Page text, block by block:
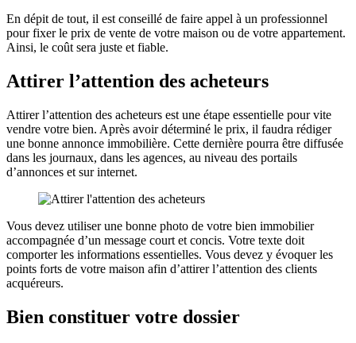
En dépit de tout, il est conseillé de faire appel à un professionnel
pour fixer le prix de vente de votre maison ou de votre appartement.
Ainsi, le coût sera juste et fiable.
Attirer l’attention des acheteurs
Attirer l’attention des acheteurs est une étape essentielle pour vite
vendre votre bien. Après avoir déterminé le prix, il faudra rédiger
une bonne annonce immobilière. Cette dernière pourra être diffusée
dans les journaux, dans les agences, au niveau des portails
d’annonces et sur internet.
Vous devez utiliser une bonne photo de votre bien immobilier
accompagnée d’un message court et concis. Votre texte doit
comporter les informations essentielles. Vous devez y évoquer les
points forts de votre maison afin d’attirer l’attention des clients
acquéreurs.
Bien constituer votre dossier